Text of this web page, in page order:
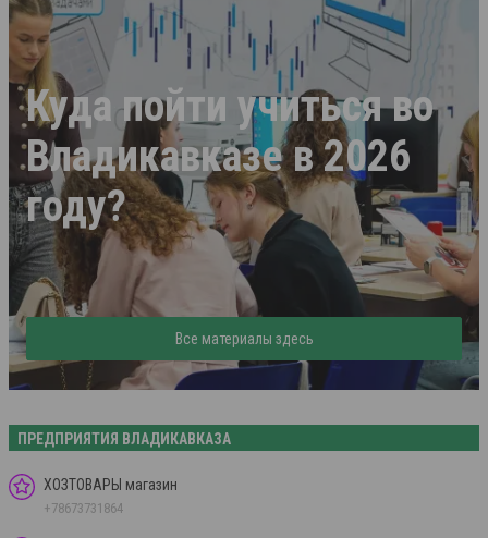
Куда пойти учиться во
Владикавказе в 2026
году?
Все материалы здесь
ПРЕДПРИЯТИЯ ВЛАДИКАВКАЗА
ХОЗТОВАРЫ магазин
+78673731864